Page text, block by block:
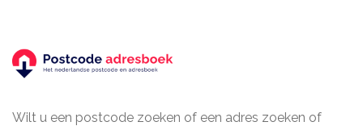
Wilt u een postcode zoeken of een adres zoeken of